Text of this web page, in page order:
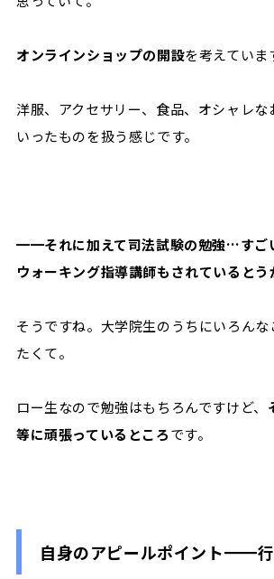
オンラインショップの開設を考えていま
洋服、アクセサリー、食品、オシャレ
いったものを扱う感じです。
━━それに加えて司法試験の勉強…すご
ウォーキング指導講師もされているとう
そうですね。大学院生のうちにいろんな
たくて。
ロー生なので勉強はもちろんですけど、
等に頑張っているところです。
自身のアピールポイント━━